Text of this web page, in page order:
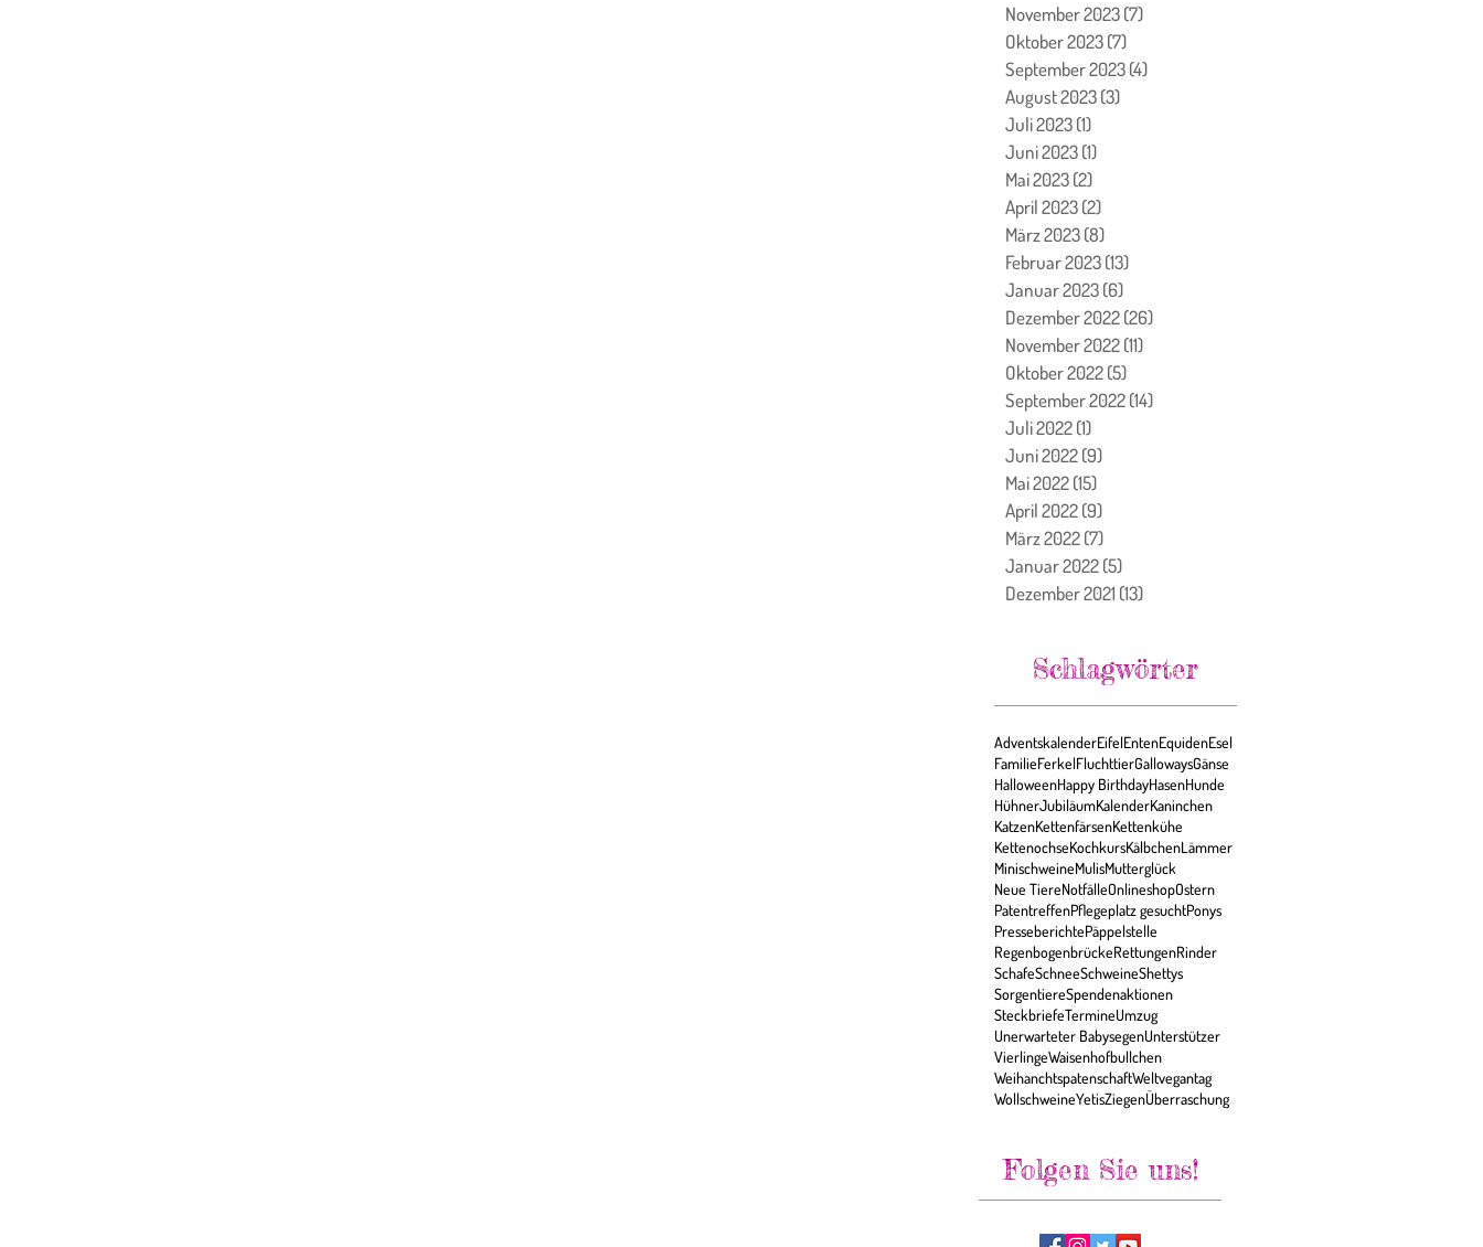
November 2023(7)
Oktober 2023(7)
September 2023(4)
August 2023(3)
Juli 2023(1)
Juni 2023(1)
Mai 2023(2)
April 2023(2)
März 2023(8)
Februar 2023(13)
Januar 2023(6)
Dezember 2022(26)
November 2022(11)
Oktober 2022(5)
September 2022(14)
Juli 2022(1)
Juni 2022(9)
Mai 2022(15)
April 2022(9)
März 2022(7)
Januar 2022(5)
Dezember 2021 (13)
Schlagwörter
AdventskalenderEifelEntenEquidenEsel
FamilieFerkelFluchttierGallowaysGänse
HalloweenHappy BirthdayHasenHunde
HühnerJubiläumKalenderKaninchen
KatzenKettenfärsenKettenkühe
KettenochseKochkursKälbchenLämmer
MinischweineMulisMutterglück
Neue TiereNotfälleOnlineshopOstern
PatentreffenPflegeplatz gesuchtPonys
PresseberichtePäppelstelle
RegenbogenbrückeRettungenRinder
SchafeSchneeSchweineShettys
SorgentiereSpendenaktionen
SteckbriefeTermineUmzug
Unerwarteter BabysegenUnterstützer
VierlingeWaisenhofbullchen
WeihanchtspatenschaftWeltvegantag
WollschweineYetisZiegenÜberraschung
Folgen Sie uns!